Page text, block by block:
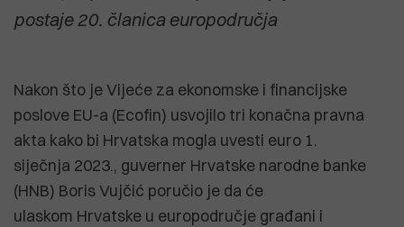
postaje 20. članica europodručja
Nakon što je Vijeće za ekonomske i financijske
poslove EU-a (Ecofin) usvojilo tri konačna pravna
akta kako bi Hrvatska mogla uvesti euro 1.
siječnja 2023., guverner Hrvatske narodne banke
(HNB) Boris Vujčić poručio je da će
ulaskom Hrvatske u europodručje građani i